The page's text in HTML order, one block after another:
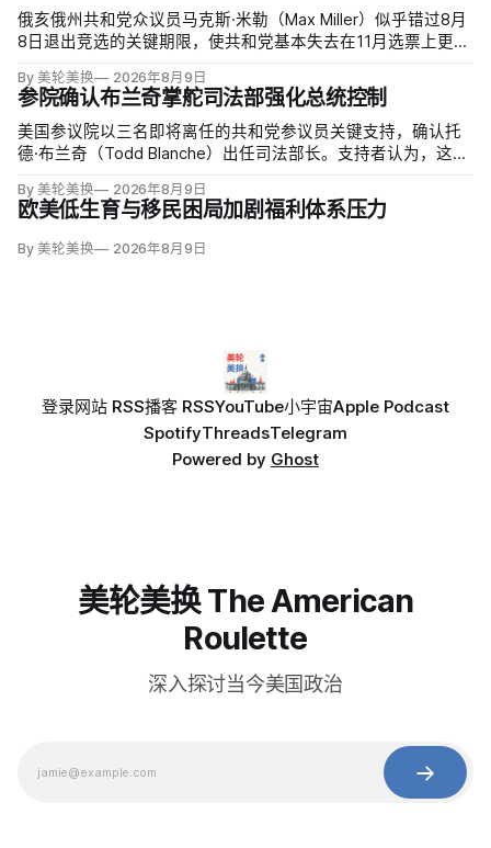
俄亥俄州共和党众议员马克斯·米勒（Max Miller）似乎错过8月
8日退出竞选的关键期限，使共和党基本失去在11月选票上更换
Moreno）指控家暴并予以否认，众院道德委员会同时调查他是
否涉及家庭暴力、虐待或非法用药。
By 美轮美换 2026年8月9日
参院确认布兰奇掌舵司法部强化总统控制
美国参议院以三名即将离任的共和党参议员关键支持，确认托
德·布兰奇（Todd Blanche）出任司法部长。支持者认为，这位
冲动；
By 美轮美换 2026年8月9日
欧美低生育与移民困局加剧福利体系压力
By 美轮美换 2026年8月9日
登录网站 RSS播客 RSSYouTube小宇宙Apple Podcast
SpotifyThreadsTelegram
Powered by Ghost
美轮美换 The American
Roulette
深入探讨当今美国政治